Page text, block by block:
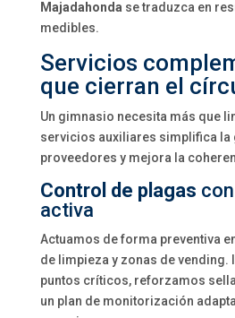
Majadahonda se traduzca en
medibles.
Servicios
que cierran el
Un gimnasio necesita más que
servicios auxiliares simplifica la
proveedores y mejora la
Control de plagas
activa
Actuamos de forma preventiva
de limpieza y zonas de vending.
puntos críticos, reforzamos
un plan de monitorización